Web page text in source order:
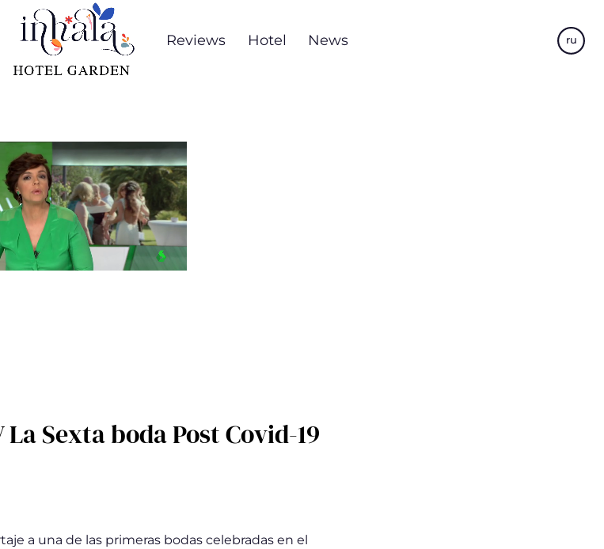
Reviews Hotel News ru
Sexta boda Post Covid-19
a una de las primeras bodas celebradas en el